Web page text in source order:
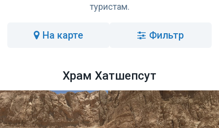
туристам.
на карте Фильтр
Храм Хатшепсут